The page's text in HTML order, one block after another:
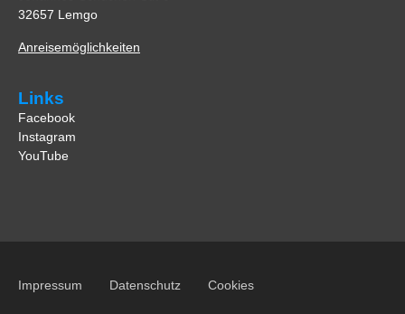
32657 Lemgo
Anreisemöglichkeiten
Links
Facebook
Instagram
YouTube
Impressum Datenschutz Cookies